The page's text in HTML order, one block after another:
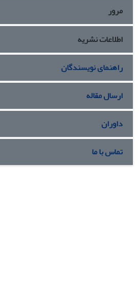
مرور
اطلاعات نشریه
راهنمای نویسندگان
ارسال مقاله
داوران
تماس با ما